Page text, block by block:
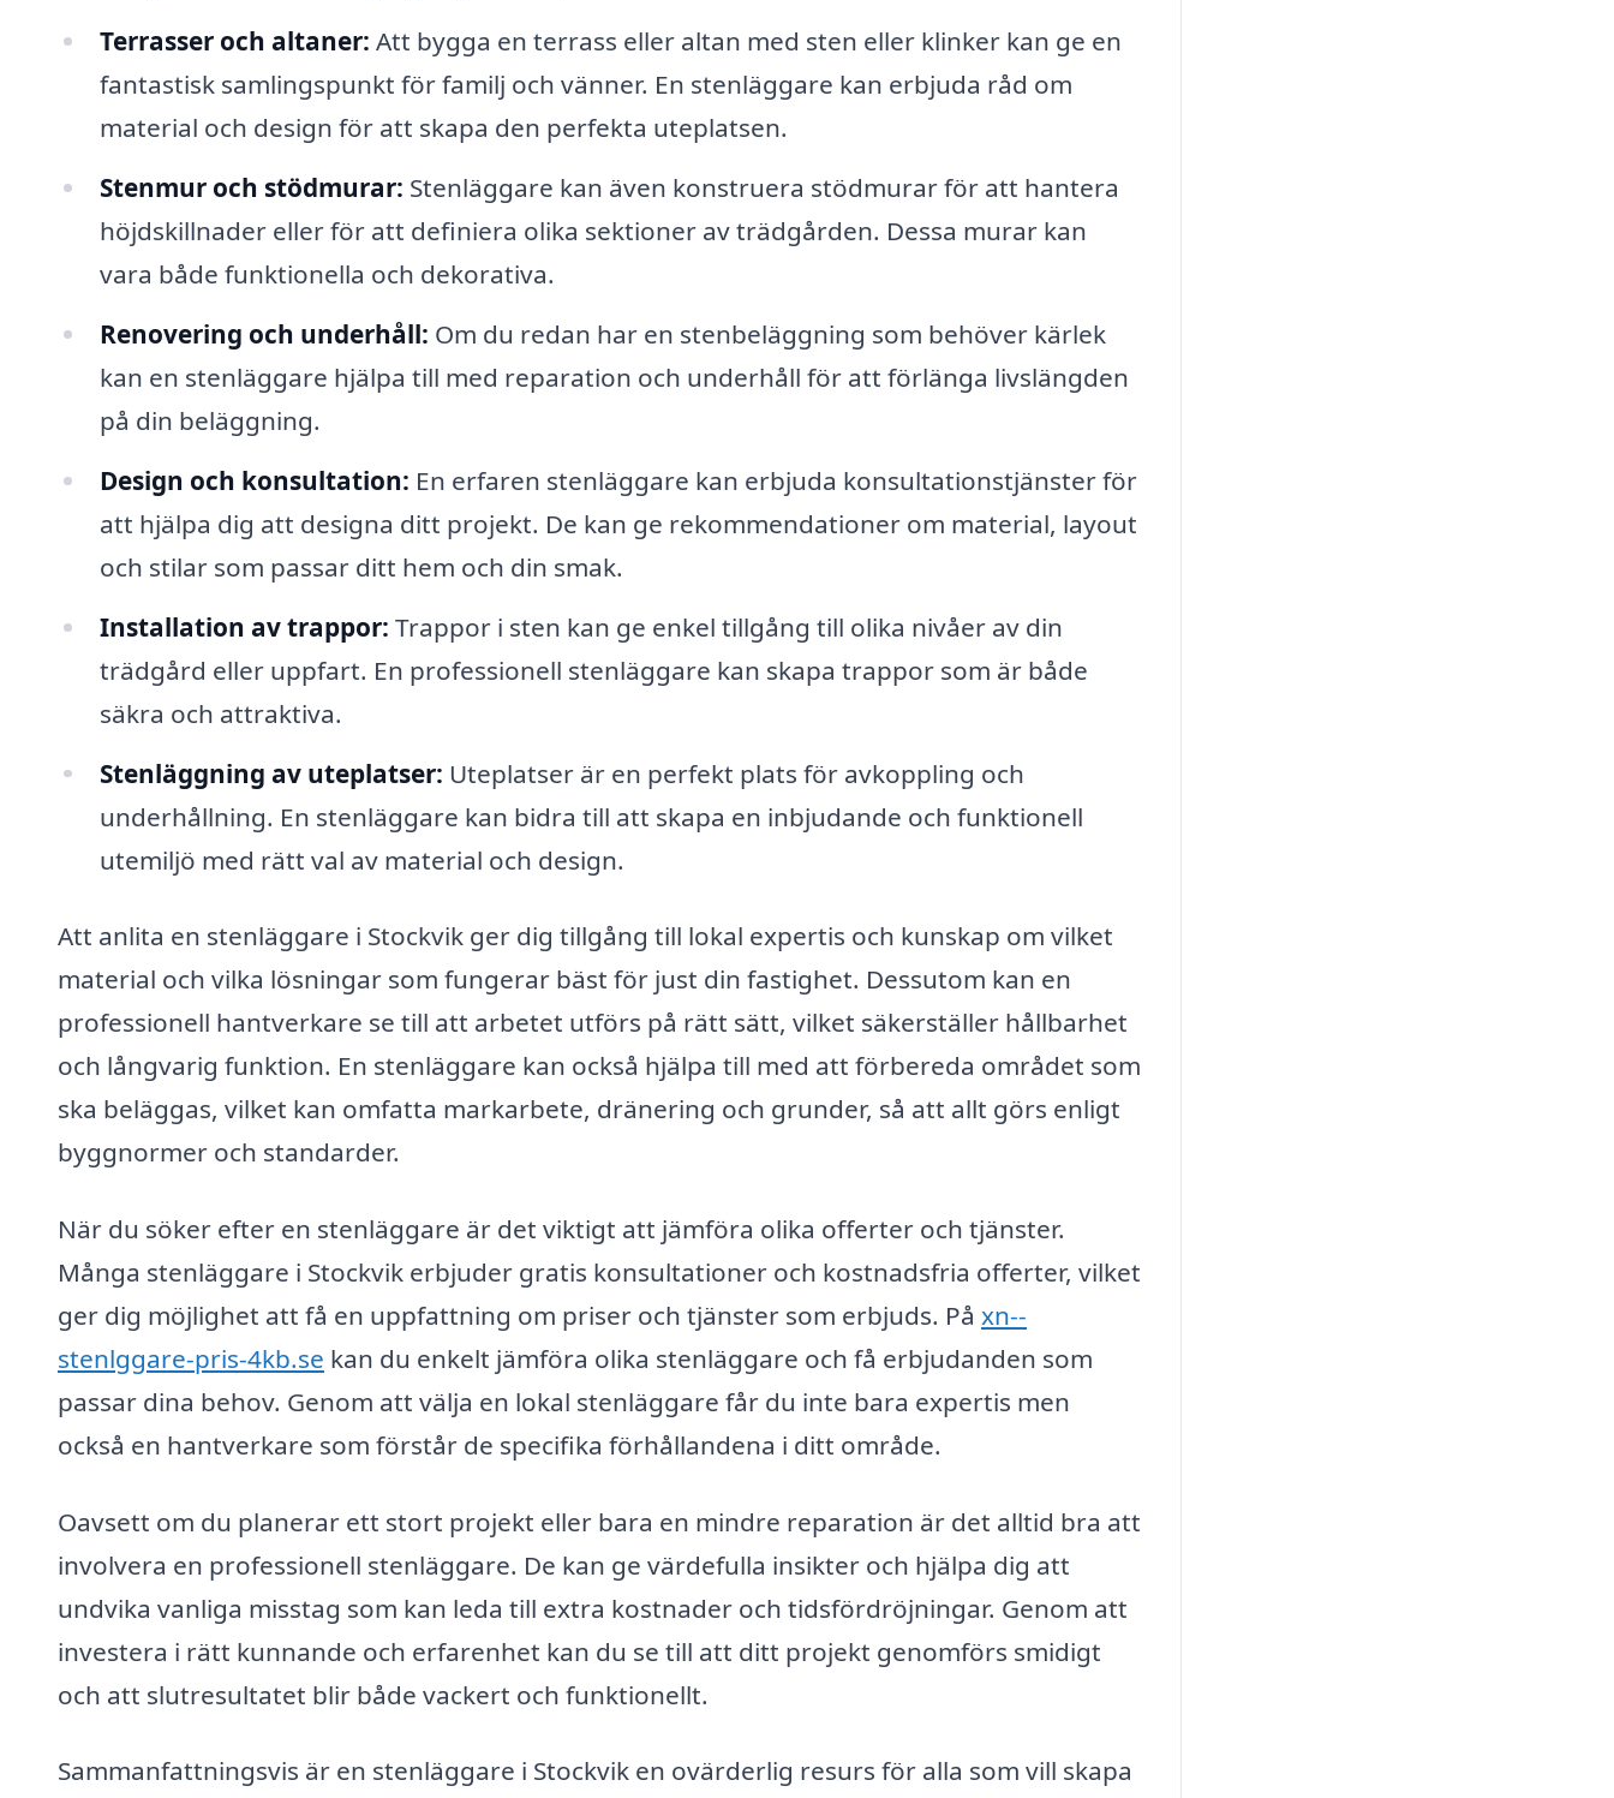
Terrasser och altaner: Att bygga en terrass eller altan med sten eller klinker kan ge en
fantastisk samlingspunkt för familj och vänner. En stenläggare kan erbjuda råd om
material och design för att skapa den perfekta uteplatsen.
Stenmur och stödmurar: Stenläggare kan även konstruera stödmurar för att hantera
höjdskillnader eller för att definiera olika sektioner av trädgården. Dessa murar kan
vara både funktionella och dekorativa.
Renovering och underhåll: Om du redan har en stenbeläggning som behöver kärlek
kan en stenläggare hjälpa till med reparation och underhåll för att förlänga livslängden
på din beläggning.
Design och konsultation: En erfaren stenläggare kan erbjuda konsultationstjänster för
att hjälpa dig att designa ditt projekt. De kan ge rekommendationer om material, layout
och stilar som passar ditt hem och din smak.
Installation av trappor: Trappor i sten kan ge enkel tillgång till olika nivåer av din
trädgård eller uppfart. En professionell stenläggare kan skapa trappor som är både
säkra och attraktiva.
Stenläggning av uteplatser: Uteplatser är en perfekt plats för avkoppling och
underhållning. En stenläggare kan bidra till att skapa en inbjudande och funktionell
utemiljö med rätt val av material och design.
Att anlita en stenläggare i Stockvik ger dig tillgång till lokal expertis och kunskap om vilket
material och vilka lösningar som fungerar bäst för just din fastighet. Dessutom kan en
professionell hantverkare se till att arbetet utförs på rätt sätt, vilket säkerställer hållbarhet
och långvarig funktion. En stenläggare kan också hjälpa till med att förbereda området som
ska beläggas, vilket kan omfatta markarbete, dränering och grunder, så att allt görs enligt
byggnormer och standarder.
När du söker efter en stenläggare är det viktigt att jämföra olika offerter och tjänster.
Många stenläggare i Stockvik erbjuder gratis konsultationer och kostnadsfria offerter, vilket
ger dig möjlighet att få en uppfattning om priser och tjänster som erbjuds. På xn--
stenlggare-pris-4kb.se kan du enkelt jämföra olika stenläggare och få erbjudanden som
passar dina behov. Genom att välja en lokal stenläggare får du inte bara expertis men
också en hantverkare som förstår de specifika förhållandena i ditt område.
Oavsett om du planerar ett stort projekt eller bara en mindre reparation är det alltid bra att
involvera en professionell stenläggare. De kan ge värdefulla insikter och hjälpa dig att
undvika vanliga misstag som kan leda till extra kostnader och tidsfördröjningar. Genom att
investera i rätt kunnande och erfarenhet kan du se till att ditt projekt genomförs smidigt
och att slutresultatet blir både vackert och funktionellt.
Sammanfattningsvis är en stenläggare i Stockvik en ovärderlig resurs för alla som vill skapa